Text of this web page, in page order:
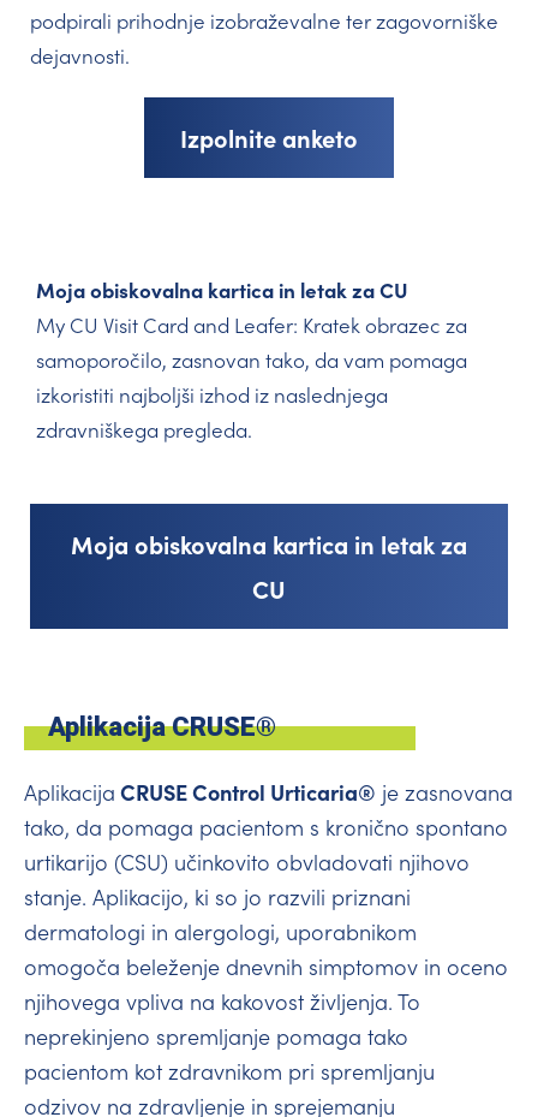
Moja obiskovalna kartica in letak za CU
My CU Visit Card and Leafer: Kratek obrazec za
samoporočilo, zasnovan tako, da vam pomaga
izkoristiti najboljši izhod iz naslednjega
zdravniškega pregleda.
Moja obiskovalna kartica in letak za
CU
podpirali prihodnje izobraževalne ter zagovorniške
dejavnosti.
Izpolnite anketo
Aplikacija CRUSE®
Aplikacija CRUSE Control Urticaria® je zasnovana
tako, da pomaga pacientom s kronično spontano
urtikarijo (CSU) učinkovito obvladovati njihovo
stanje. Aplikacijo, ki so jo razvili priznani
dermatologi in alergologi, uporabnikom
omogoča beleženje dnevnih simptomov in oceno
njihovega vpliva na kakovost življenja. To
neprekinjeno spremljanje pomaga tako
pacientom kot zdravnikom pri spremljanju
odzivov na zdravljenje in sprejemanju